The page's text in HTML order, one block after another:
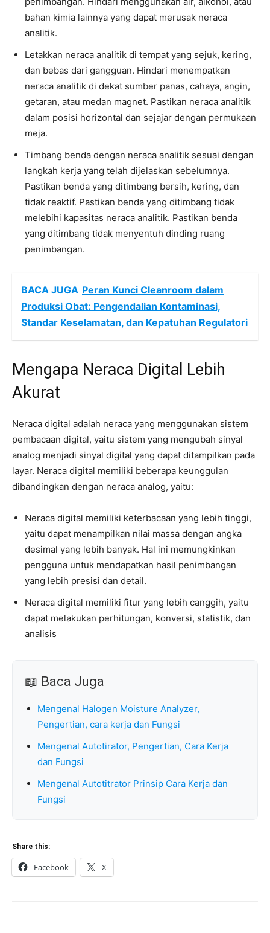
bahan kimia lainnya yang dapat merusak neraca
analitik.
Letakkan neraca analitik di tempat yang sejuk, kering,
dan bebas dari gangguan. Hindari menempatkan
neraca analitik di dekat sumber panas, cahaya, angin,
getaran, atau medan magnet. Pastikan neraca analitik
dalam posisi horizontal dan sejajar dengan permukaan
meja.
Timbang benda dengan neraca analitik sesuai dengan
langkah kerja yang telah dijelaskan sebelumnya.
Pastikan benda yang ditimbang bersih, kering, dan
tidak reaktif. Pastikan benda yang ditimbang tidak
melebihi kapasitas neraca analitik. Pastikan benda
yang ditimbang tidak menyentuh dinding ruang
penimbangan.
BACA JUGA Peran Kunci Cleanroom dalam
Produksi Obat: Pengendalian Kontaminasi,
Standar Keselamatan, dan Kepatuhan Regulatori
Mengapa Neraca Digital Lebih
Akurat
Neraca digital adalah neraca yang menggunakan sistem
pembacaan digital, yaitu sistem yang mengubah sinyal
analog menjadi sinyal digital yang dapat ditampilkan pada
layar. Neraca digital memiliki beberapa keunggulan
dibandingkan dengan neraca analog, yaitu:
Neraca digital memiliki keterbacaan yang lebih tinggi,
yaitu dapat menampilkan nilai massa dengan angka
desimal yang lebih banyak. Hal ini memungkinkan
pengguna untuk mendapatkan hasil penimbangan
yang lebih presisi dan detail.
Neraca digital memiliki fitur yang lebih canggih, yaitu
dapat melakukan perhitungan, konversi, statistik, dan
analisis
📖 Baca Juga
Mengenal Halogen Moisture Analyzer,
Pengertian, cara kerja dan Fungsi
Mengenal Autotirator, Pengertian, Cara Kerja
dan Fungsi
Mengenal Autotitrator Prinsip Cara Kerja dan
Fungsi
Share this:
Facebook X